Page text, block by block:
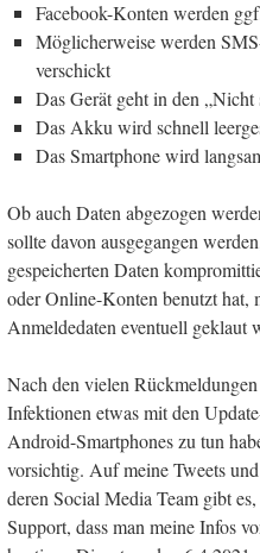
Facebook-Konten werden
Möglicherweise werden
verschickt
Das Gerät geht in den
Das Akku wird schnell
Das Smartphone wird
Ob auch Daten abgezogen
sollte davon ausgegangen
gespeicherten Daten
oder Online-Konten benutzt hat,
Anmeldedaten eventuell geklaut
Nach den vielen
Infektionen etwas mit den
Android-Smartphones zu tun
vorsichtig. Auf meine Tweets
deren Social Media Team gibt
Support, dass man meine Infos